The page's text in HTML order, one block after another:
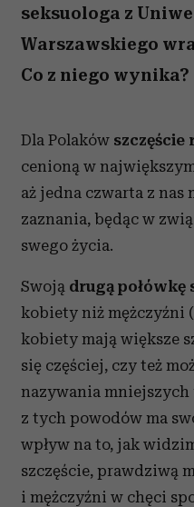
seksuologa z
Warszawskiego
Co z niego wynika?
Dla Polaków szczęście
cenioną w
aż jedna czwarta z nas
zaznania, będąc w
swego życia.
Swoją drugą połówkę
kobiety niż mężczyźni
kobiety mają większe
się częściej, czy też
nazywania mniejszych
z tych powodów ma
wpływ na to, jak
szczęście, prawdziwą
i mężczyźni w chęci